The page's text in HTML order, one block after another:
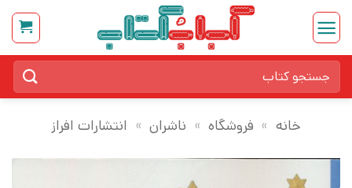
Skip
content
برای:
خانه » فروشگاه » ناشران » انتشارات افراز